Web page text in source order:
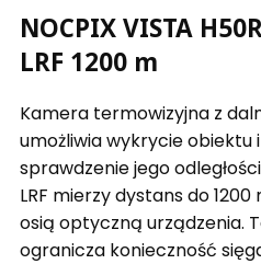
NOCPIX VISTA
LRF 1200 m
Kamera termowizyjna z
umożliwia wykrycie
sprawdzenie jego
LRF mierzy dystans do
osią optyczną urządzenia.
ogranicza konieczność